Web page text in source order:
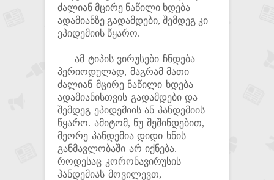
ძალიან მცირე ნაწილი ხდება
ადამიანზე გადამდები, შემდეგ კი
ეპიდემიის წყარო.
ამ ტიპის ვირუსები ჩნდება
პერიოდულად, მაგრამ მათი
ძალიან მცირე ნაწილი ხდება
ადამიანისთვის გადამდები და
შემდეგ ეპიდემიის ან პანდემიის
წყარო. ამიტომ, ნუ შეშინდებით,
მეორე პანდემია დიდი ხნის
განმავლობაში არ იქნება.
როდესაც კორონავირუსის
პანდემიას მოვილევთ,